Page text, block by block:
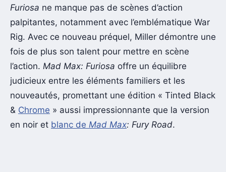
Furiosa ne manque pas de scènes d’action
palpitantes, notamment avec l’emblématique War
Rig. Avec ce nouveau préquel, Miller démontre une
fois de plus son talent pour mettre en scène
l’action. Mad Max: Furiosa offre un équilibre
judicieux entre les éléments familiers et les
nouveautés, promettant une édition « Tinted Black
& Chrome » aussi impressionnante que la version
en noir et blanc de Mad Max: Fury Road.